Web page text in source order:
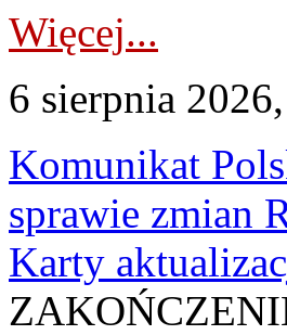
Więcej...
6 sierpnia
Komunikat
sprawie zmian
Karty